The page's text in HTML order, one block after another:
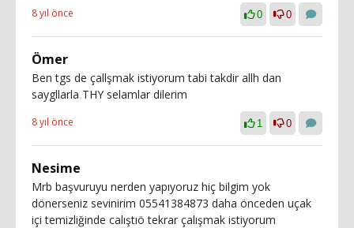
8 yıl önce 0 0
Ömer
Ben tgs de çallşmak istiyorum tabi takdir allh dan
saygllarla THY selamlar dilerim
8 yıl önce 1 0
Nesime
Mrb başvuruyu nerden yapıyoruz hiç bilgim yok
dönerseniz sevinirim 05541384873 daha önceden uçak
içi temizliğinde calıştıö tekrar çalışmak istiyorum